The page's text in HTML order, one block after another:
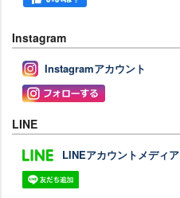
Instagram
Instagramアカウント
LINE
LINEアカウントメディア